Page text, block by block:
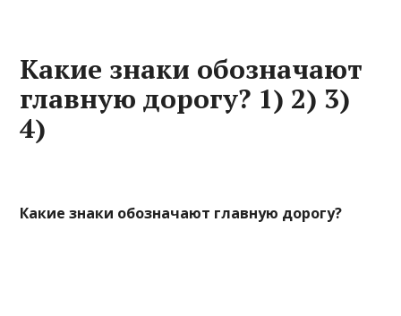
Какие знаки обозначают
главную дорогу? 1) 2) 3)
4)
Какие знаки обозначают главную дорогу?